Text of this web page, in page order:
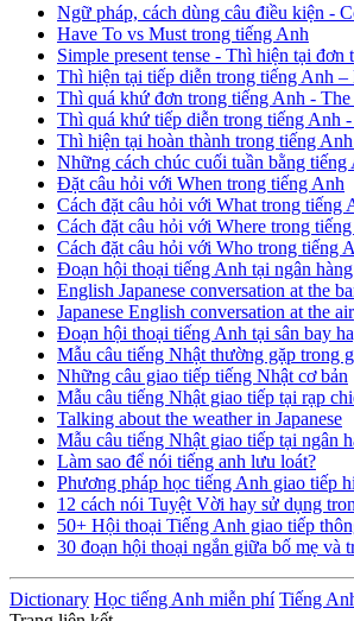
Ngữ pháp, cách dùng câu điều kiện -
Have To vs Must trong tiếng Anh
Simple present tense - Thì hiện tại đơn
Thì hiện tại tiếp diễn trong tiếng Anh –
Thì quá khứ đơn trong tiếng Anh - The
Thì quá khứ tiếp diễn trong tiếng Anh -
Thì hiện tại hoàn thành trong tiếng Anh
Những cách chúc cuối tuần bằng tiếng
Đặt câu hỏi với When trong tiếng Anh
Cách đặt câu hỏi với What trong tiếng
Cách đặt câu hỏi với Where trong
Cách đặt câu hỏi với Who trong tiếng
Đoạn hội thoại tiếng Anh tại ngân hàng
English Japanese conversation at the
Japanese English conversation at the
Đoạn hội thoại tiếng Anh tại sân bay
Mẫu câu tiếng Nhật thường gặp trong
Những câu giao tiếp tiếng Nhật cơ bản
Mẫu câu tiếng Nhật giao tiếp tại rạp
Talking about the weather in Japanese
Mẫu câu tiếng Nhật giao tiếp tại ngân
Làm sao để nói tiếng anh lưu loát?
Phương pháp học tiếng Anh giao tiếp
12 cách nói Tuyệt Vời hay sử dụng
50+ Hội thoại Tiếng Anh giao tiếp
30 đoạn hội thoại ngắn giữa bố mẹ và
Dictionary Học tiếng Anh miễn phí Tiếng